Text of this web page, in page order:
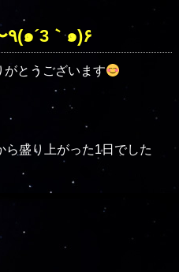
6月13日 飲んだなぁ〜٩(๑´3｀๑)۶
とうございます
ら盛り上がった1日でした